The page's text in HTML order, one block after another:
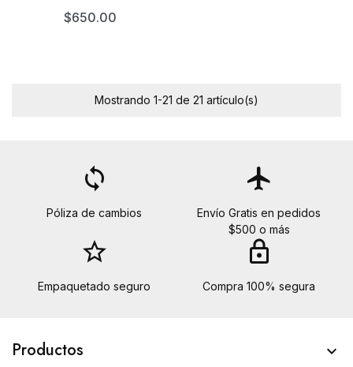
$650.00
Mostrando 1-21 de 21 artículo(s)
loop
Póliza de cambios
flight
Envío Gratis en pedidos
$500 o más
star_border
Empaquetado seguro
lock
Compra 100% segura
Productos 